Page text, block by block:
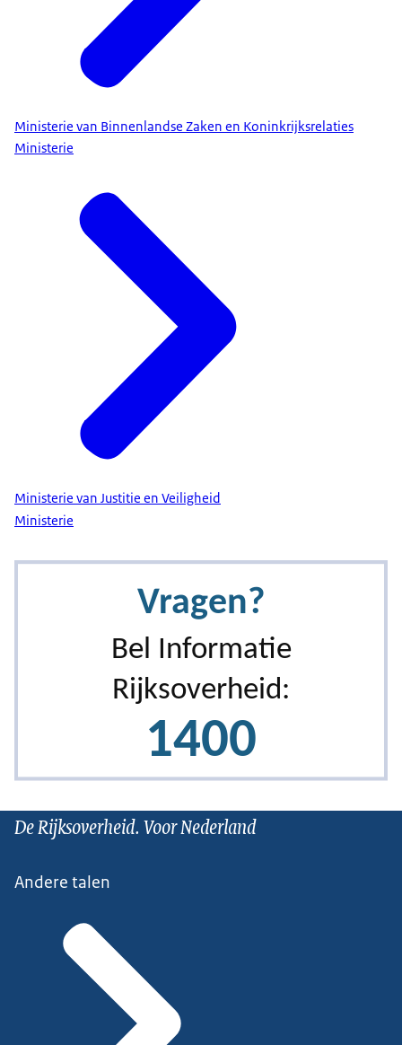
Ministerie van Binnenlandse Zaken en Koninkrijksrelaties
Ministerie
Ministerie van Justitie en Veiligheid
Ministerie
De Rijksoverheid. Voor Nederland
Andere talen